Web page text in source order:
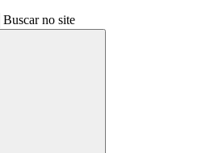
Buscar no site